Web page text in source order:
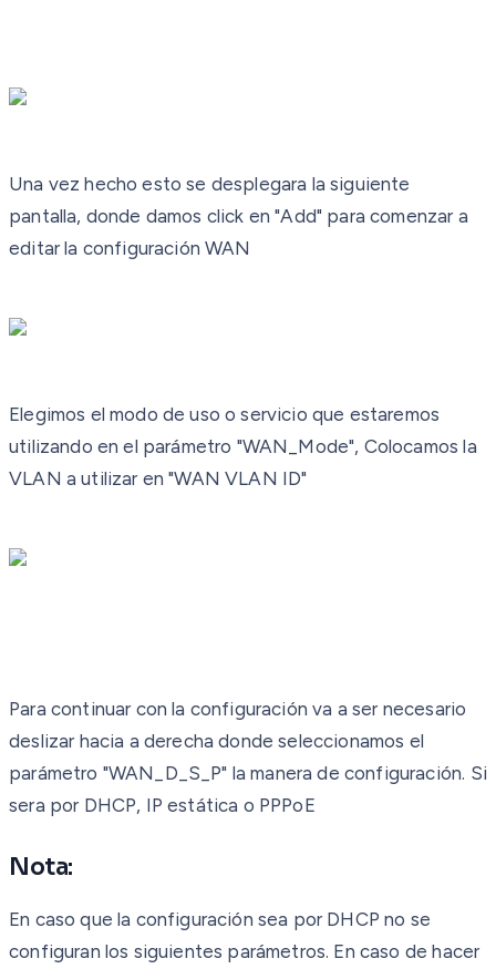
Una vez hecho esto se desplegara la siguiente
pantalla, donde damos click en "Add" para comenzar a
editar la configuración WAN
Elegimos el modo de uso o servicio que estaremos
utilizando en el parámetro "WAN_Mode", Colocamos la
VLAN a utilizar en "WAN VLAN ID"
Para continuar con la configuración va a ser necesario
deslizar hacia a derecha donde seleccionamos el
parámetro "WAN_D_S_P" la manera de configuración. Si
sera por DHCP, IP estática o PPPoE
Nota:
En caso que la configuración sea por DHCP no se
configuran los siguientes parámetros. En caso de hacer